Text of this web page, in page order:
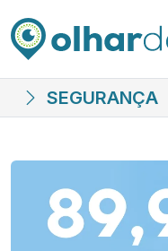
SEGURANÇA